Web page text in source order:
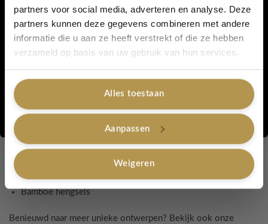
partners voor social media, adverteren en analyse. Deze
partners kunnen deze gegevens combineren met andere
informatie die u aan ze heeft verstrekt of die ze hebben
verzameld op basis van uw gebruik van hun services.
Alles toestaan
Aanpassen
Weigeren
dagje gaat shoppen of een terrasje pakt, Boho Belle voegt
direct een stijlvolle, vrouwelijke touch toe aan je look.
Details:
30 cm hoog (inclusief hengsel)
Bamboe hengsels
Benieuwd naar meer unieke ontwerpen? Bekijk ook onze
Ja, graag!
Nee, bedankt